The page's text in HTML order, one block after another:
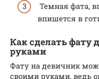
Темная фата,
впишется в
Как сделать фату
руками
Фату на девичник
своими руками, ведь